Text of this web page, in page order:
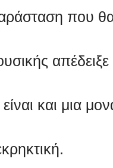
που θα
και μια